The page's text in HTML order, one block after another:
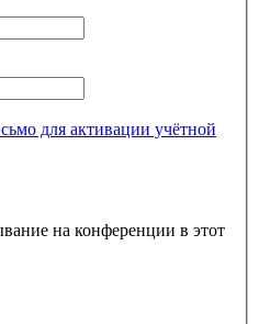
для активации учётной
на конференции в этот